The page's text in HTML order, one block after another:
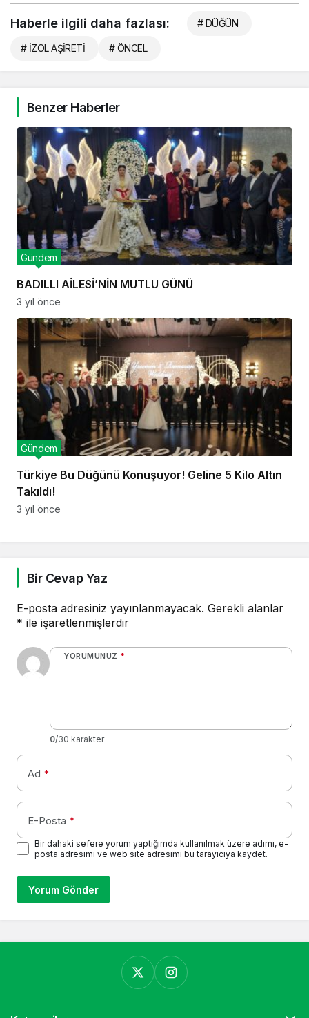
Haberle ilgili daha fazlası: # DÜĞÜN
# İZOL AŞİRETİ # ÖNCEL
Benzer Haberler
BADILLI AİLESİ’NİN MUTLU GÜNÜ
Gündem
3 yıl önce
Türkiye Bu Düğünü Konuşuyor! Geline 5 Kilo Altın
Takıldı!
Gündem
3 yıl önce
Bir Cevap Yaz
E-posta adresiniz yayınlanmayacak. Gerekli alanlar
* ile işaretlenmişlerdir
YORUMUNUZ *
0/30 karakter
Ad *
E-Posta *
Bir dahaki sefere yorum yaptığımda kullanılmak üzere adımı, e-
posta adresimi ve web site adresimi bu tarayıcıya kaydet.
Yorum Gönder